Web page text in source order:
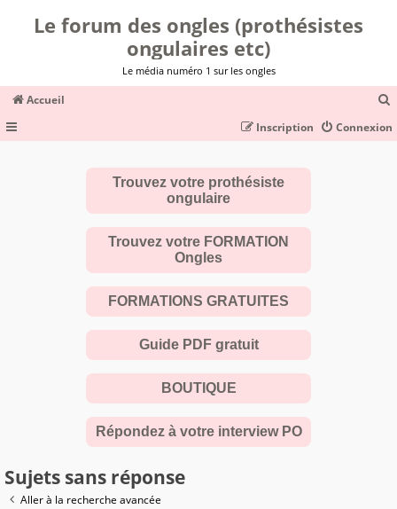
Le forum des ongles (prothésistes
ongulaires etc)
Le média numéro 1 sur les ongles
Accueil
c
Connexion
Inscription
Trouvez votre prothésiste
ongulaire
Trouvez votre FORMATION
Ongles
FORMATIONS GRATUITES
Guide PDF gratuit
BOUTIQUE
Répondez à votre interview PO
Sujets sans réponse
Aller à la recherche avancée